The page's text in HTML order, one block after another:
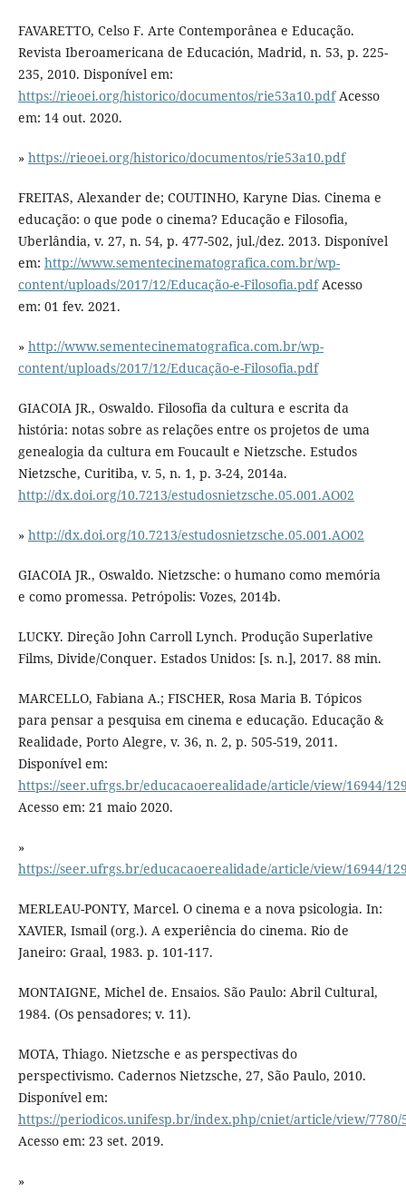
FAVARETTO, Celso F. Arte Contemporânea e Educação.
Revista Iberoamericana de Educación, Madrid, n. 53, p. 225-
235, 2010. Disponível em:
https://rieoei.org/historico/documentos/rie53a10.pdfAcesso
em: 14 out. 2020.
» https://rieoei.org/historico/documentos/rie53a10.pdf
FREITAS, Alexander de; COUTINHO, Karyne Dias. Cinema e
educação: o que pode o cinema? Educação e Filosofia,
Uberlândia, v. 27, n. 54, p. 477-502, jul./dez. 2013. Disponível
em: http://www.sementecinematografica.com.br/wp-
content/uploads/2017/12/Educação-e-Filosofia.pdfAcesso
em: 01 fev. 2021.
» http://www.sementecinematografica.com.br/wp-
content/uploads/2017/12/Educação-e-Filosofia.pdf
GIACOIA JR., Oswaldo. Filosofia da cultura e escrita da
história: notas sobre as relações entre os projetos de uma
genealogia da cultura em Foucault e Nietzsche. Estudos
Nietzsche, Curitiba, v. 5, n. 1, p. 3-24, 2014a.
http://dx.doi.org/10.7213/estudosnietzsche.05.001.AO02
» http://dx.doi.org/10.7213/estudosnietzsche.05.001.AO02
GIACOIA JR., Oswaldo. Nietzsche: o humano como memória
e como promessa. Petrópolis: Vozes, 2014b.
LUCKY. Direção John Carroll Lynch. Produção Superlative
Films, Divide/Conquer. Estados Unidos: [s. n.], 2017. 88 min.
MARCELLO, Fabiana A.; FISCHER, Rosa Maria B. Tópicos
para pensar a pesquisa em cinema e educação. Educação &
Realidade, Porto Alegre, v. 36, n. 2, p. 505-519, 2011.
Disponível em:
https://seer.ufrgs.br/educacaoerealidade/article/view/16944/
Acesso em: 21 maio 2020.
»
https://seer.ufrgs.br/educacaoerealidade/article/view/16944/
MERLEAU-PONTY, Marcel. O cinema e a nova psicologia. In:
XAVIER, Ismail (org.). A experiência do cinema. Rio de
Janeiro: Graal, 1983. p. 101-117.
MONTAIGNE, Michel de. Ensaios. São Paulo: Abril Cultural,
1984. (Os pensadores; v. 11).
MOTA, Thiago. Nietzsche e as perspectivas do
perspectivismo. Cadernos Nietzsche, 27, São Paulo, 2010.
Disponível em:
https://periodicos.unifesp.br/index.php/cniet/article/view/7780/
Acesso em: 23 set. 2019.
»